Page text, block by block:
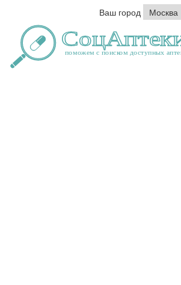
Ваш город Москва